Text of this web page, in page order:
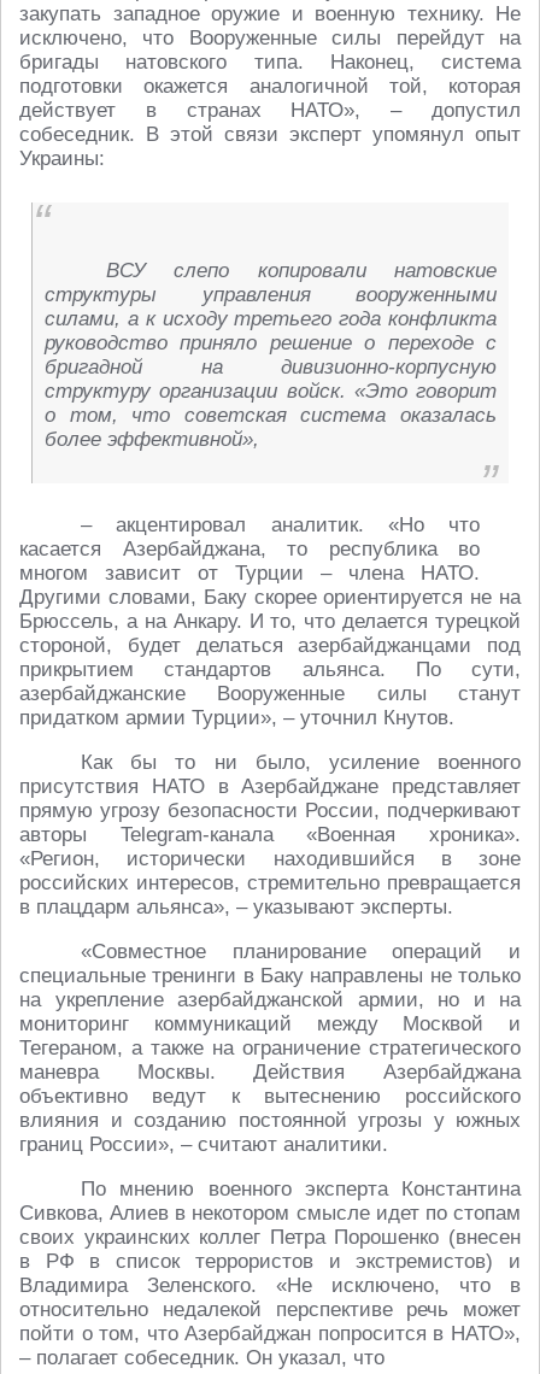
закупать западное оружие и военную технику. Не
исключено, что Вооруженные силы перейдут на
бригады натовского типа. Наконец, система
подготовки окажется аналогичной той, которая
действует в странах НАТО», – допустил
собеседник. В этой связи эксперт упомянул опыт
Украины:
ВСУ слепо копировали натовские
структуры управления вооруженными
силами, а к исходу третьего года конфликта
руководство приняло решение о переходе с
бригадной на дивизионно-корпусную
структуру организации войск. «Это говорит
о том, что советская система оказалась
более эффективной»,
– акцентировал аналитик. «Но что
касается Азербайджана, то республика во
многом зависит от Турции – члена НАТО.
Другими словами, Баку скорее ориентируется не на
Брюссель, а на Анкару. И то, что делается турецкой
стороной, будет делаться азербайджанцами под
прикрытием стандартов альянса. По сути,
азербайджанские Вооруженные силы станут
придатком армии Турции», – уточнил Кнутов.
Как бы то ни было, усиление военного
присутствия НАТО в Азербайджане представляет
прямую угрозу безопасности России, подчеркивают
авторы Telegram-канала «Военная хроника».
«Регион, исторически находившийся в зоне
российских интересов, стремительно превращается
в плацдарм альянса», – указывают эксперты.
«Совместное планирование операций и
специальные тренинги в Баку направлены не только
на укрепление азербайджанской армии, но и на
мониторинг коммуникаций между Москвой и
Тегераном, а также на ограничение стратегического
маневра Москвы. Действия Азербайджана
объективно ведут к вытеснению российского
влияния и созданию постоянной угрозы у южных
границ России», – считают аналитики.
По мнению военного эксперта Константина
Сивкова, Алиев в некотором смысле идет по стопам
своих украинских коллег Петра Порошенко (внесен
в РФ в список террористов и экстремистов) и
Владимира Зеленского. «Не исключено, что в
относительно недалекой перспективе речь может
пойти о том, что Азербайджан попросится в НАТО»,
– полагает собеседник. Он указал, что